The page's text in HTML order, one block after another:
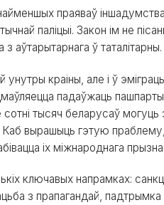
праяваў
паліцыі. Закон ім не
ў таталітарны.
унутры краіны, але і ў
падаўжаць
тысяч беларусаў могуць
Каб вырашыць гэтую
іх міжнароднага
ключавых напрамках:
з прапагандай, падтрымка